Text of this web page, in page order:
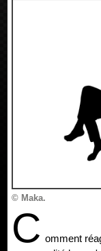
© Maka.
C omment